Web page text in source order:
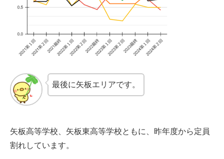
最後に矢板エリアです。
矢板高等学校、矢板東高等学校ともに、昨年度から定員
割れしています。